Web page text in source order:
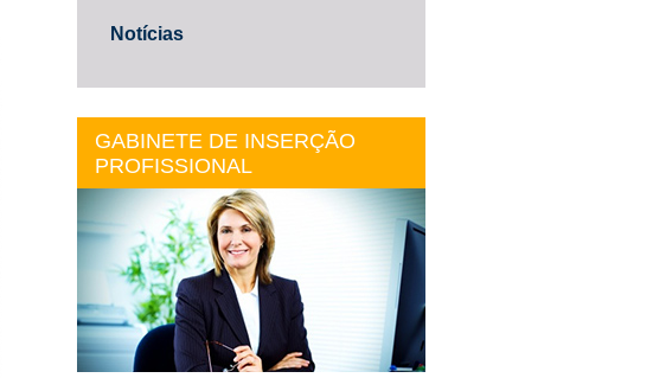
Notícias
GABINETE DE INSERÇÃO
PROFISSIONAL